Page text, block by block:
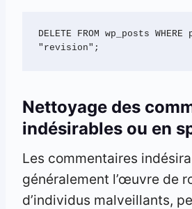
DELETE FROM wp_posts
"revision";
Nettoyage des
indésirables ou en
Les commentaires
généralement l’œuvre de
d’individus malveillants,